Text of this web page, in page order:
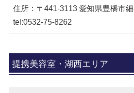
住所：〒441-3113 愛知県豊橋市
tel:0532-75-8262
提携美容室・湖西エリア